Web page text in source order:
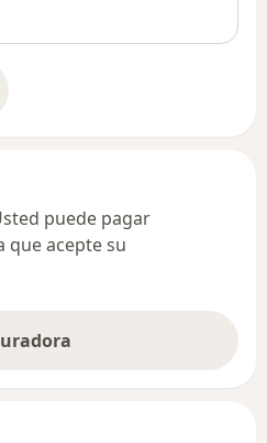
puede pagar
que acepte su